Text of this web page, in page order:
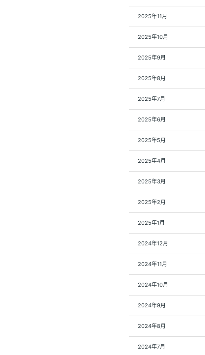
2025年11月
2025年10月
2025年9月
2025年8月
2025年7月
2025年6月
2025年5月
2025年4月
2025年3月
2025年2月
2025年1月
2024年12月
2024年11月
2024年10月
2024年9月
2024年8月
2024年7月